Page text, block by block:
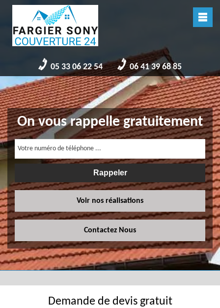
05 33 06 22 54 06 41 39 68 85
On vous rappelle gratuitement
Voir nos réalisations
Contactez Nous
Demande de devis gratuit